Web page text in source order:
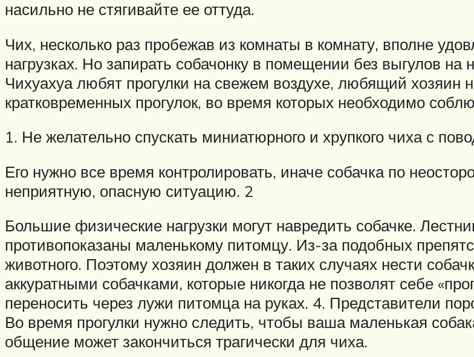
насильно не стягивайте ее оттуда.
Чих, несколько раз пробежав из комнаты в комнату, вполне
нагрузках. Но запирать собачонку в помещении без выгулов на
Чихуахуа любят прогулки на свежем воздухе, любящий
кратковременных прогулок, во время которых необходимо
1. Не желательно спускать миниатюрного и хрупкого чиха с
Его нужно все время контролировать, иначе собачка по
неприятную, опасную ситуацию. 2
Большие физические нагрузки могут навредить собачке.
противопоказаны маленькому питомцу. Из-за подобных
животного. Поэтому хозяин должен в таких случаях нести
аккуратными собачками, которые никогда не позволят себе
переносить через лужи питомца на руках. 4. Представители
Во время прогулки нужно следить, чтобы ваша маленькая
общение может закончиться трагически для чиха.